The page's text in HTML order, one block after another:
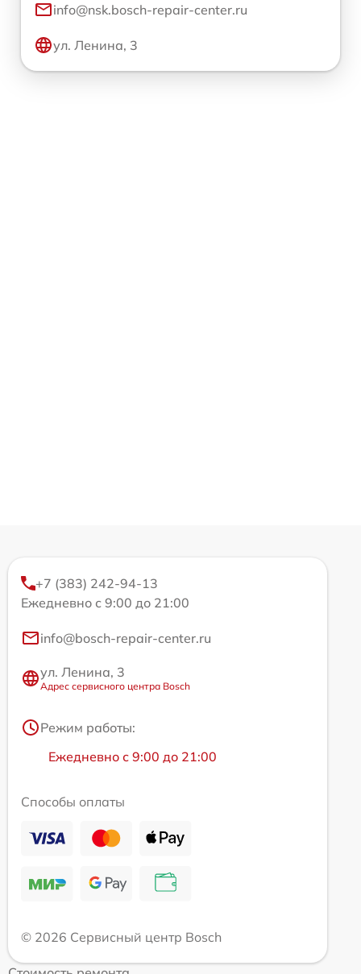
info@nsk.bosch-repair-center.ru
ул. Ленина, 3
+7 (383) 242-94-13
Ежедневно с 9:00 до 21:00
info@bosch-repair-center.ru
ул. Ленина, 3
Адрес сервисного центра Bosch
Режим работы:
Ежедневно с 9:00 до 21:00
Способы оплаты
© 2026 Сервисный центр Bosch